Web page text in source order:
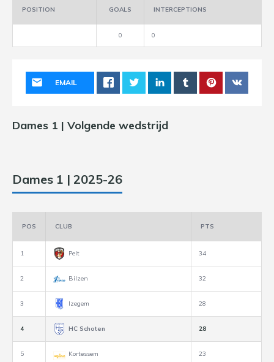
POSITION GOALS INTERCEPTIONS
0 0
EMAIL
Dames 1 | Volgende wedstrijd
Dames 1 | 2025-26
POS CLUB PTS
1 Pelt 34
2 Bilzen 32
3 Izegem 28
4 HC Schoten 28
5 Kortessem 23